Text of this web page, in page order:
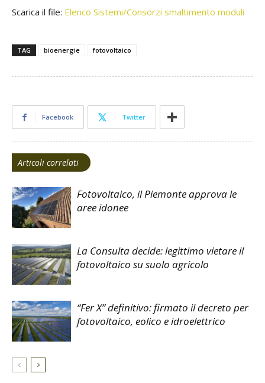
Scarica il file: Elenco Sistemi/Consorzi smaltimento moduli
TAG bioenergie fotovoltaico
Facebook Twitter
Articoli correlati
Fotovoltaico, il Piemonte approva le
aree idonee
La Consulta decide: legittimo vietare il
fotovoltaico su suolo agricolo
“Fer X” definitivo: firmato il decreto per
fotovoltaico, eolico e idroelettrico